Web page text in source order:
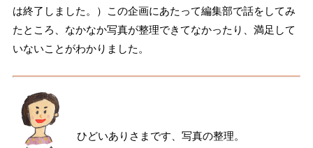
は終了しました。）この企画にあたって編集部で話をしてみ
たところ、なかなか写真が整理できてなかったり、満足して
いないことがわかりました。
ひどいありさまです、写真の整理。